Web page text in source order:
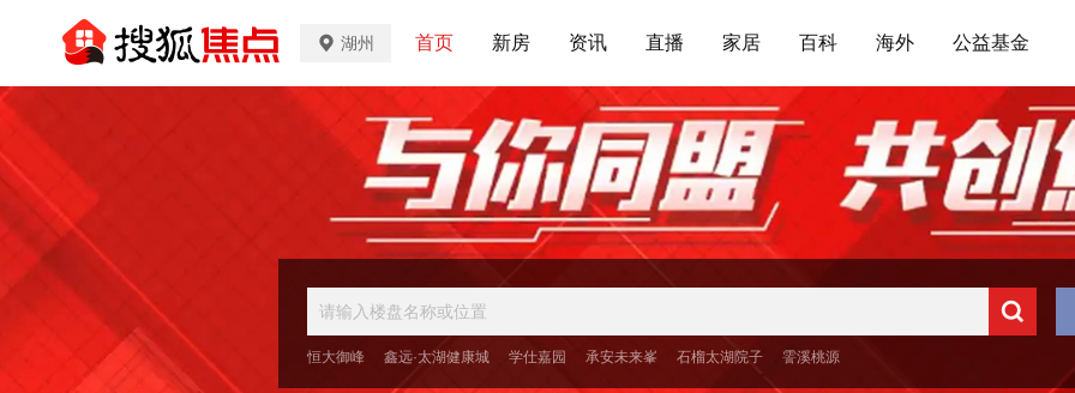
湖州 首页 新房 资讯 直播 家居 百科 海外 公益基金
恒大御峰 鑫远·太湖健康城 学仕嘉园 承安未来峯 石榴太湖院子 霅溪桃源